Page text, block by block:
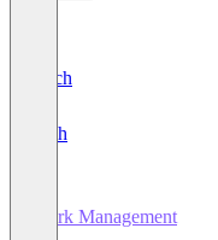
Deutsch
English
Work Management